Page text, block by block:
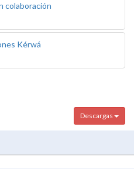
colaboración
Kérwá
Descargas